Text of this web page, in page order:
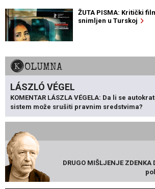
ŽUTA PISMA: Kritički
snimljen u Turskoj
KOLUMNA
LÁSZLÓ VÉGEL
KOMENTAR LÁSZLA VÉGELA: Da li se
sistem može srušiti pravnim sredstvima?
DRUGO MIŠLJENJE